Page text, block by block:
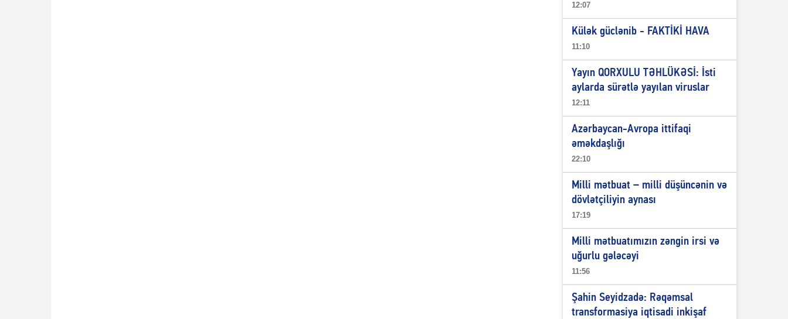
12:07
Külək güclənib - FAKTİKİ HAVA
11:10
Yayın QORXULU TƏHLÜKƏSİ: İsti
aylarda sürətlə yayılan viruslar
12:11
Azərbaycan-Avropa ittifaqi
əməkdaşlığı
22:10
Milli mətbuat – milli düşüncənin və
dövlətçiliyin aynası
17:19
Milli mətbuatımızın zəngin irsi və
uğurlu gələcəyi
11:56
Şahin Seyidzadə: Rəqəmsal
transformasiya iqtisadi inkişaf